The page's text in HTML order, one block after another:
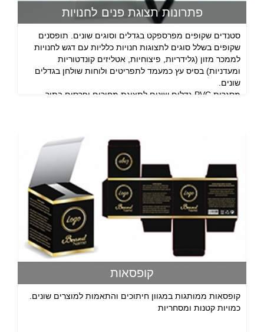
פתרונות תצוגת פנים לחנויות
סטנדים שקופים מפרספקט בגדלים וסוגים שונים. תופסנים
שקופים בשלל סוגים לתצוגות חנויות כלליות עם דגש לחנויות
לממכר מזון (גלידריות, פיצוחיות, אטליזים קונדטוריות
ומעדניות) בסיס עץ כמעמד לתפריטים ולוחות שולחן בגדלים
שונים.
מסגרות PVC גדלים שונים לתצוגת מחירים ופרסום בתוך
קופסאות
קופסאות ממותגות במגוון חיתוכים והתאמות למוצרים שונים.
כמויות קטנות ומסחריות